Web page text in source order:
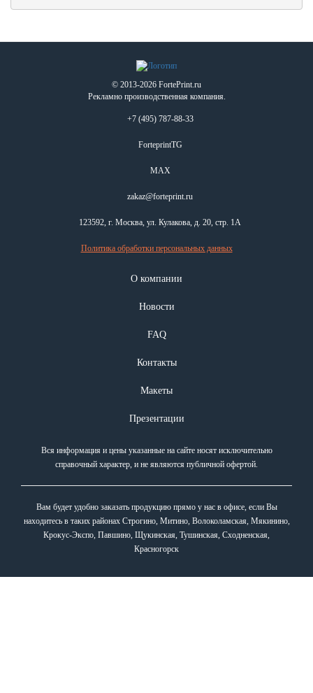
© 2013-2026 FortePrint.ru
Рекламно производственная компания.
+7 (495) 787-88-33
ForteprintTG
MAX
zakaz@forteprint.ru
123592, г. Москва, ул. Кулакова, д. 20, стр. 1А
Политика обработки персональных данных
О компании
Новости
FAQ
Контакты
Макеты
Презентации
Вся информация и цены указанные на сайте носят исключительно
справочный характер, и не являются публичной офертой.
Вам будет удобно заказать продукцию прямо у нас в офисе, если Вы
находитесь в таких районах Строгино, Митино, Волоколамская, Мякинино,
Крокус-Экспо, Павшино, Щукинская, Тушинская, Сходненская,
Красногорск